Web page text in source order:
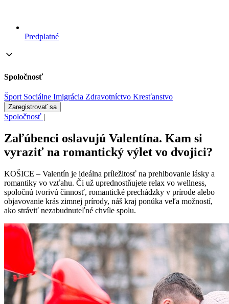
Predplatné
Spoločnosť
Šport Sociálne Imigrácia Zdravotníctvo Kresťanstvo
Zaregistrovať sa
Spoločnosť |
Zaľúbenci oslavujú Valentína. Kam si
vyraziť na romantický výlet vo dvojici?
KOŠICE – Valentín je ideálna príležitosť na prehlbovanie lásky a
romantiky vo vzťahu. Či už uprednostňujete relax vo wellness,
spoločnú tvorivú činnosť, romantické prechádzky v prírode alebo
objavovanie krás zimnej prírody, náš kraj ponúka veľa možností,
ako stráviť nezabudnuteľné chvíle spolu.